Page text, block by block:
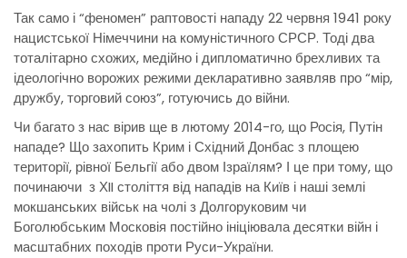
Так само і “феномен” раптовості нападу 22 червня 1941 року
нацистської Німеччини на комуністичного СРСР. Тоді два
тоталітарно схожих, медійно і дипломатично брехливих та
ідеологічно ворожих режими декларативно заявляв про “мір,
дружбу, торговий союз”, готуючись до війни.
Чи багато з нас вірив ще в лютому 2014-го, що Росія, Путін
нападе? Що захопить Крим і Східний Донбас з площею
території, рівної Бельгії або двом Ізраїлям? І це при тому, що
починаючи з ХII століття від нападів на Київ і наші землі
мокшанських військ на чолі з Долгоруковим чи
Боголюбським Московія постійно ініціювала десятки війн і
масштабних походів проти Руси-України.